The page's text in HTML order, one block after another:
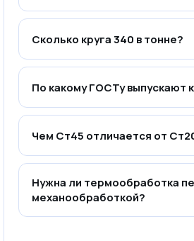
Сколько круга 340 в тонне?
По какому ГОСТу выпускают
Чем Ст45 отличается от
Нужна ли термообработка
механообработкой?